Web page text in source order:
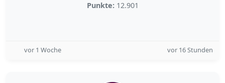
Punkte: 12.901
vor 1 Woche vor 16 Stunden